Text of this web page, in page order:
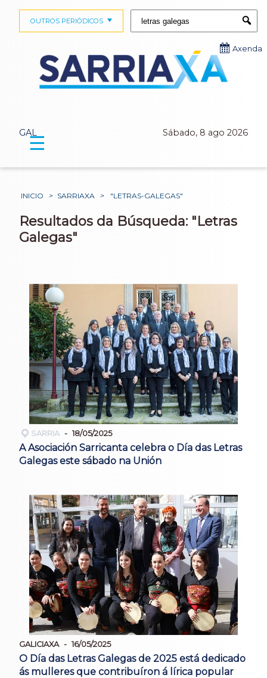
GAL Sábado, 8 ago 2026
OUTROS PERIÓDICOS
Axenda
☰
INICIO > SARRIAXA > "LETRAS-GALEGAS"
Resultados da Búsqueda: "Letras
Galegas"
SARRIA 18/05/2025
A Asociación Sarricanta celebra o Día das Letras
Galegas este sábado na Unión
GALICIAXA 16/05/2025
O Día das Letras Galegas de 2025 está dedicado
ás mulleres que contribuíron á lírica popular